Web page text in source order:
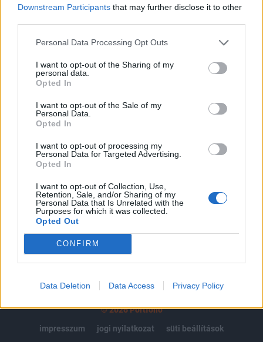
Downstream Participants that may further disclose it to other
Personal Data Processing Opt Outs
I want to opt-out of the Sharing of my
personal data.
Opted In
I want to opt-out of the Sale of my
Personal Data.
Opted In
I want to opt-out of processing my
Personal Data for Targeted Advertising.
Opted In
I want to opt-out of Collection, Use,
Retention, Sale, and/or Sharing of my
Personal Data that Is Unrelated with the
Purposes for which it was collected.
Opted Out
CONFIRM
Data Deletion Data Access Privacy Policy
A keresett cikk a portfolio.hu hírarchívumához
tartozik, melynek olvasása előfizetéses
regisztrációhoz kötött.
Az előfizetés a következőket tartalmazza:
Portfolio.hu teljes cikkarchívum
Kötéslisták: BÉT elmúlt 2 év napon belüli
kötéslistái
MÁR ELŐFIZETŐNK VAGY? BEJELENTKEZÉS
© 2026 Portfolio
impresszum
jogi nyilatkozat süti beállítások